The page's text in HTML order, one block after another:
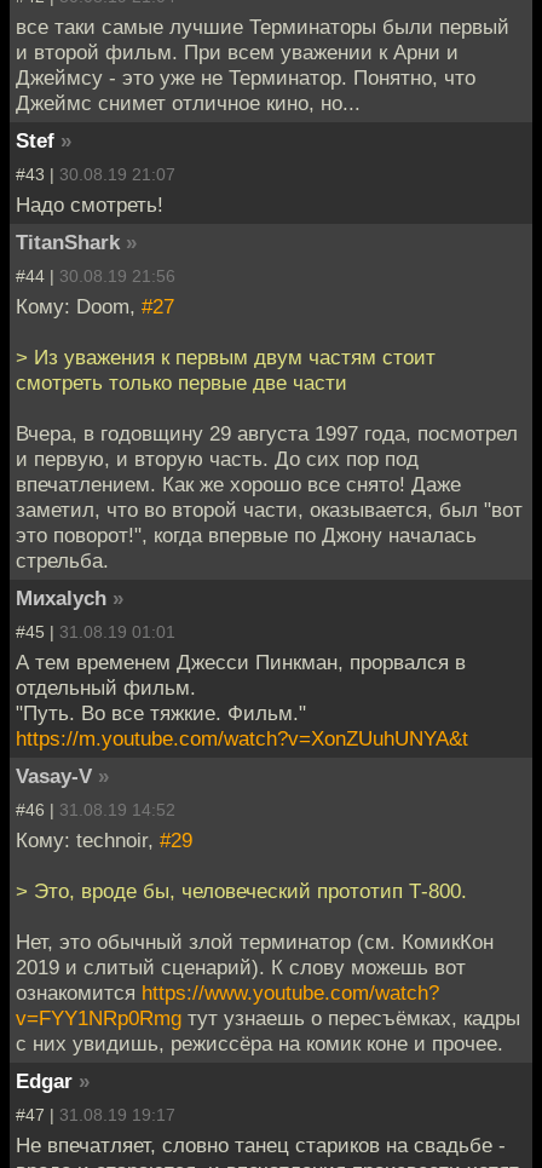
все таки самые лучшие Терминаторы были первый
и второй фильм. При всем уважении к Арни и
Джеймсу - это уже не Терминатор. Понятно, что
Джеймс снимет отличное кино, но...
Stef »
#43 | 30.08.19 21:07
Надо смотреть!
TitanShark »
#44 | 30.08.19 21:56
Кому: Doom, #27
> Из уважения к первым двум частям стоит
смотреть только первые две части
Вчера, в годовщину 29 августа 1997 года, посмотрел
и первую, и вторую часть. До сих пор под
впечатлением. Как же хорошо все снято! Даже
заметил, что во второй части, оказывается, был "вот
это поворот!", когда впервые по Джону началась
стрельба.
Миxalych »
#45 | 31.08.19 01:01
А тем временем Джесси Пинкман, прорвался в
отдельный фильм.
"Путь. Во все тяжкие. Фильм."
https://m.youtube.com/watch?v=XonZUuhUNYA&t
Vasay-V »
#46 | 31.08.19 14:52
Кому: technoir, #29
> Это, вроде бы, человеческий прототип Т-800.
Нет, это обычный злой терминатор (см. КомикКон
2019 и слитый сценарий). К слову можешь вот
ознакомится https://www.youtube.com/watch?
v=FYY1NRp0Rmg тут узнаешь о пересъёмках, кадры
с них увидишь, режиссёра на комик коне и прочее.
Edgar »
#47 | 31.08.19 19:17
Не впечатляет, словно танец стариков на свадьбе -